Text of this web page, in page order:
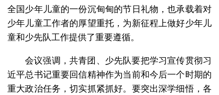
全国少年儿童的一份沉甸甸的节日礼物，也承载着对
少年儿童工作者的厚望重托，为新征程上做好少年儿
童和少先队工作提供了重要遵循。
会议强调，共青团、少先队要把学习宣传贯彻习
近平总书记重要回信精神作为当前和今后一个时期的
重大政治任务，切实抓紧抓好。要突出深学细悟，各